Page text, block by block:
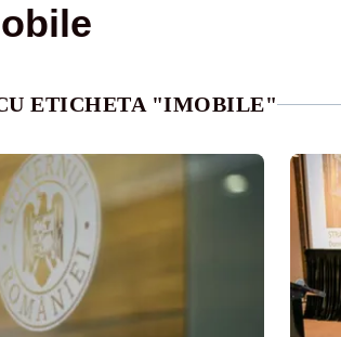
ETICHETA "IMOBILE"